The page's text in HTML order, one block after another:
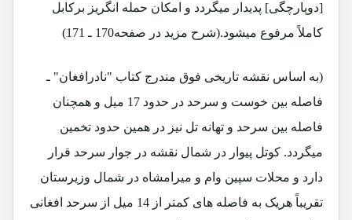
[دوپارچگی] پدیدار میگردد و امکان حمله انگریز برکابل
کاملاً مرفوع میشود.(شرح مزید در صفحه170 ـ 171)
(به اساس نقشه تاریخی فوق مندرج کتاب "نادرافغان" ـ
فاصله بین خوست و سرحد در حدود 17 میل و همچنان
فاصله بین سرحد و تهانه تل نیز در همین حدود تخمین
میگردد. کوتل پیوار در شمال نقشه در جوار سرحد قرار
دارد و محلات سپین وام و میرامشاه در شمال وزیرستان
تقریباً هریک به فاصله های کمتر از 14 میل از سرحد افغانی